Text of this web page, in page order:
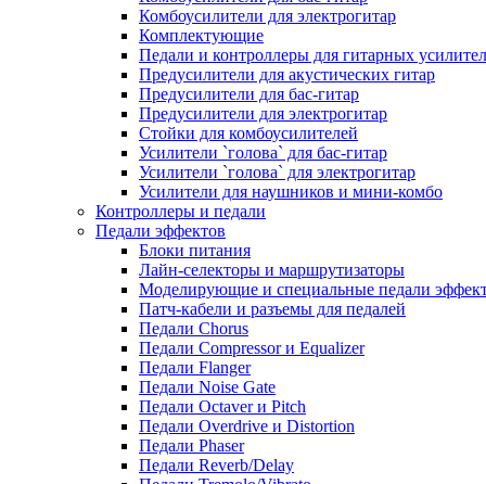
Комбоусилители для электрогитар
Комплектующие
Педали и контроллеры для гитарных
Предусилители для акустических гитар
Предусилители для бас-гитар
Предусилители для электрогитар
Стойки для комбоусилителей
Усилители `голова` для бас-гитар
Усилители `голова` для электрогитар
Усилители для наушников и мини-комбо
Контроллеры и педали
Педали эффектов
Блоки питания
Лайн-селекторы и маршрутизаторы
Моделирующие и специальные педали
Патч-кабели и разъемы для педалей
Педали Chorus
Педали Compressor и Equalizer
Педали Flanger
Педали Noise Gate
Педали Octaver и Pitch
Педали Overdrive и Distortion
Педали Phaser
Педали Reverb/Delay